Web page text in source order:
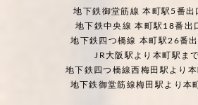
地下鉄御堂筋線 本町駅5番出
地下鉄中央線 本町駅18番出
地下鉄四つ橋線 本町駅26番
JR大阪駅より本町駅ま
地下鉄四つ橋線西梅田駅より
地下鉄御堂筋線梅田駅より本